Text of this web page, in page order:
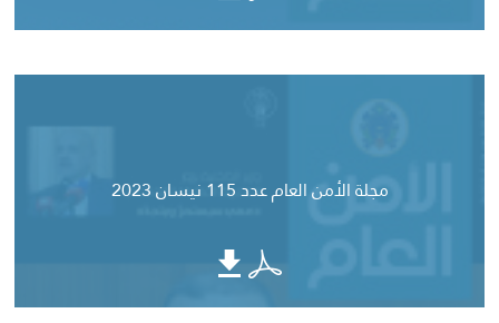
مجلة الأمن العام عدد 115 نيسان 2023